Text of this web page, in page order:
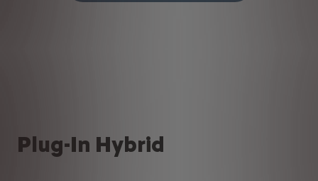
Plug-In Hybrid